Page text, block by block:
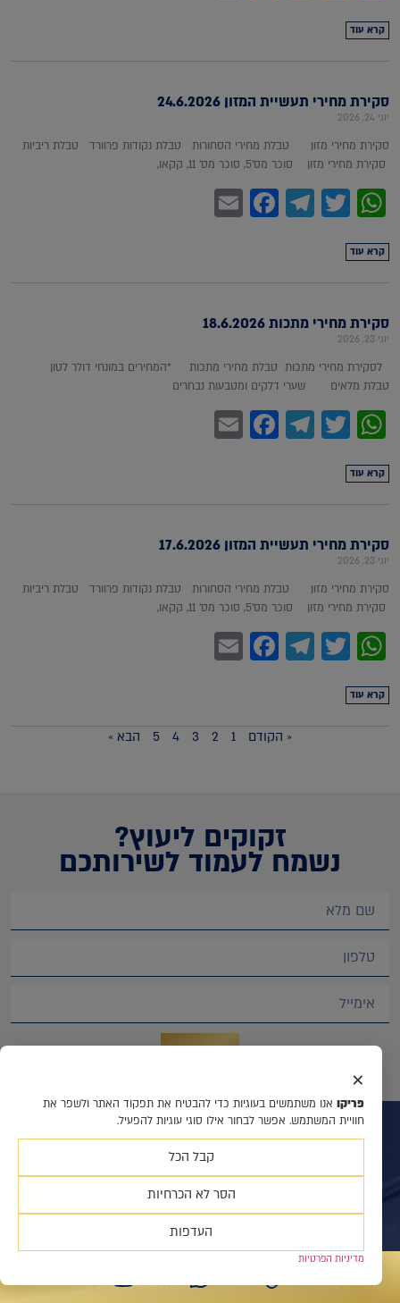
קרא עוד
סקירת מחירי תעשיית המזון 24.6.2026
יוני 24, 2026
סקירת מחירי מזון טבלת מחירי הסחורות טבלת נקודות פרוורד טבלת ריביות
סקירת מחירי מזון סוכר מס'5, סוכר מס' 11, קקאו,
WhatsApp
Twitter
Telegram
Facebook
קרא עוד
סקירת מחירי מתכות 18.6.2026
יוני 23, 2026
לסקירת מחירי מתכות טבלת מחירי מתכות *המחירים במונחי דולר לטון
טבלת מלאים שערי דלקים ומטבעות נבחרים
WhatsApp
Twitter
Telegram
Facebook
קרא עוד
סקירת מחירי תעשיית המזון 17.6.2026
יוני 23, 2026
סקירת מחירי מזון טבלת מחירי הסחורות טבלת נקודות פרוורד טבלת ריביות
סקירת מחירי מזון סוכר מס'5, סוכר מס' 11, קקאו,
WhatsApp
Twitter
Telegram
Facebook
קרא עוד
« הקודם 1
2
3
4
5 הבא »
זקוקים ליעוץ?
נשמח לעמוד לשירותכם
שליחה
מעורבות קהילתית
תנאי שימוש
השירותים שלנו
יעוץ והשקעות
השתלמויות וימי עיון
×
פריקו אנו משתמשים בעוגיות כדי להבטיח את תפקוד האתר ולשפר את
חוויית המשתמש. אפשר לבחור אילו סוגי עוגיות להפעיל.
קבל הכל
הסר לא הכרחיות
העדפות
מדיניות הפרטיות